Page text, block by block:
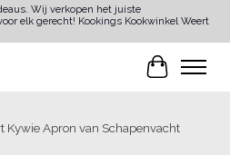
Wij verkopen het juiste
elk gerecht! Kookings Kookwinkel Weert
Kywie Apron van Schapenvacht